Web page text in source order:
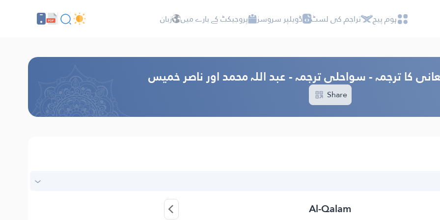
ہوم پیج تراجم کی لسٹ ڈویلپر سروسز پروجیکٹ کے بارے میں زبان
کا ترجمہ - سواحلی ترجمہ - عبد اللہ محمد اور ناصر خمیس
Share
Al-Qalam